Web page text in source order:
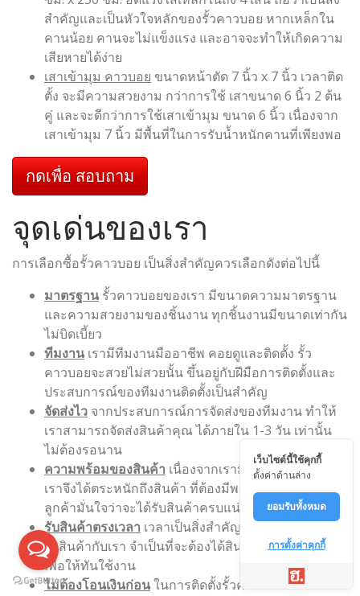
สำคัญและเป็นหัวใจหลักของรั้วคาวบอย หากเหล็กใน
คานน้อย คานจะไม่แข็งแรง และอาจจะทำให้เกิดความ
เสียหายได้ง่าย
เสาเข้ามุม คาวบอย ขนาดหน้าตัด 7 นิ้ว x 7 นิ้ว เวลาติด
ตั้ง จะมีความสวยงาม กว่าการใช้ เสาขนาด 6 นิ้ว 2 ต้น
คู่ และจะดีกว่าการใช้เสาเข้ามุม ขนาด 6 นิ้ว เนื่องจาก
เสาเข้ามุม 7 นิ้ว มีพื้นที่ในการรับน้ำหนักคานที่เพียงพอ
กดเพื่อ สอบถาม
จุดเด่นของเรา
การเลือกซื้อรั้วคาวบอย เป็นสิ่งสำคัญควรเลือกดังต่อไปนี้
มาตรฐาน รั้วคาวบอยของเรา มีขนาดความมาตรฐาน
และความสวยงามของชิ้นงาน ทุกชิ้นงานมีขนาดเท่ากัน
ไม่บิดเบี้ยว
ทีมงาน เรามีทีมงานมืออาชีพ คอยดูและติดตั้ง รั้ว
คาวบอยจะสวยไม่สวยนั้น ขึ้นอยู่กับฝีมือการติดตั้งและ
ประสบการณ์ของทีมงานติดตั้งเป็นสำคัญ
จัดส่งไว จากประสบการณ์การจัดส่งของทีมงาน ทำให้
เราสามารถจัดส่งสินค้าคุณ ได้ภายใน 1-3 วัน เท่านั้น
ไม่ต้องรอนาน
ความพร้อมของสินค้า เนื่องจากเรามีลูกค้าจำนวนมาก
เราจึงได้ตระหนักถึงสินค้า ที่ต้องมีพร้อมจัดส่ง เพื่อให้
ลูกค้ามั่นใจว่าจะได้รับสินค้าครบแน่นอน
รับสินค้าตรงเวลา เวลาเป็นสิ่งสำคัญ หากลูกค้า ทำการ
สั่งสินค้ากับเรา จำเป็นที่จะต้องได้สินค้าตรงตามเวลา
เพื่อให้ทันใช้งาน
ไม่ต้องโอนเงินก่อนในการติดตั้งรั้วคาวบอยนั้น ทางเรา
เว็บไซต์นี้ใช้คุกกี้
ตั้งค่าด้านล่าง
ยอมรับทั้งหมด
การตั้งค่าคุกกี้